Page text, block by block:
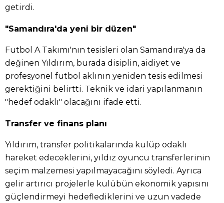
getirdi.
"Samandıra'da yeni bir düzen"
Futbol A Takımı'nın tesisleri olan Samandıra'ya da
değinen Yıldırım, burada disiplin, aidiyet ve
profesyonel futbol aklının yeniden tesis edilmesi
gerektiğini belirtti. Teknik ve idari yapılanmanın
"hedef odaklı" olacağını ifade etti.
Transfer ve finans planı
Yıldırım, transfer politikalarında kulüp odaklı
hareket edeceklerini, yıldız oyuncu transferlerinin
seçim malzemesi yapılmayacağını söyledi. Ayrıca
gelir artırıcı projelerle kulübün ekonomik yapısını
güçlendirmeyi hedeflediklerini ve uzun vadede